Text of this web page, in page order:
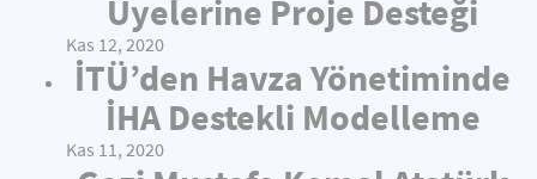
Üyelerine Proje Desteği
Kas 12, 2020
İTÜ’den Havza Yönetiminde
İHA Destekli Modelleme
Kas 11, 2020